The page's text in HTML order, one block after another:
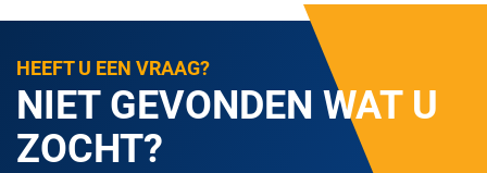
HEEFT U EEN VRAAG?
NIET GEVONDEN WAT U
ZOCHT?